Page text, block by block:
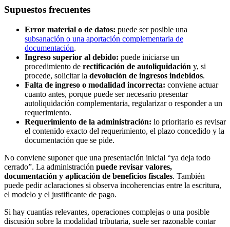
Supuestos frecuentes
Error material o de datos: puede ser posible una
subsanación o una aportación complementaria de
documentación.
Ingreso superior al debido: puede iniciarse un
procedimiento de rectificación de autoliquidación y, si
procede, solicitar la devolución de ingresos indebidos.
Falta de ingreso o modalidad incorrecta: conviene actuar
cuanto antes, porque puede ser necesario presentar
autoliquidación complementaria, regularizar o responder a un
requerimiento.
Requerimiento de la administración: lo prioritario es revisar
el contenido exacto del requerimiento, el plazo concedido y la
documentación que se pide.
No conviene suponer que una presentación inicial “ya deja todo
cerrado”. La administración puede revisar valores,
documentación y aplicación de beneficios fiscales. También
puede pedir aclaraciones si observa incoherencias entre la escritura,
el modelo y el justificante de pago.
Si hay cuantías relevantes, operaciones complejas o una posible
discusión sobre la modalidad tributaria, suele ser razonable contar